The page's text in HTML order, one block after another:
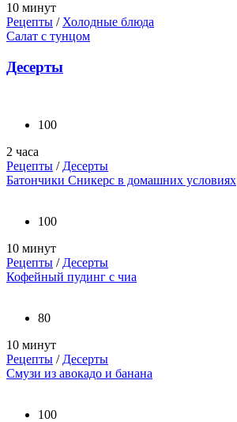
10 минут
Рецепты / Холодные блюда
Салат с тунцом
Десерты
100
2 часа
Рецепты / Десерты
Батончики Сникерс в домашних условиях
100
10 минут
Рецепты / Десерты
Кофейный пудинг с чиа
80
10 минут
Рецепты / Десерты
Смузи из авокадо и банана
100